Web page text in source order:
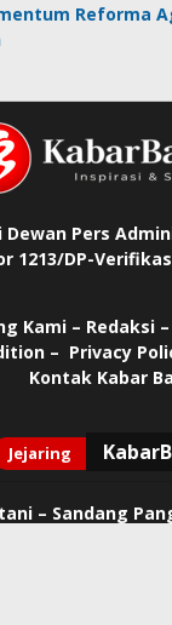
Reforma
Pers
1213/DP-
Kami – Redaksi –
– Privacy
Kontak Kabar
– Sandang